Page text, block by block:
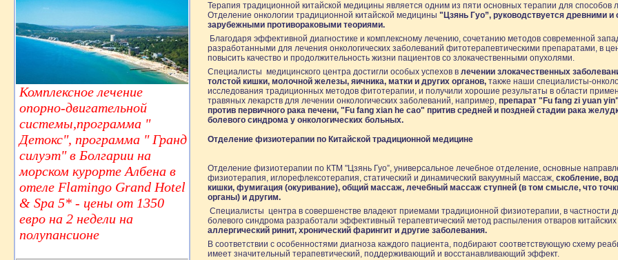
Комплексное лечение
опорно-двигательной
системы,программа "
Детокс", программа " Гранд
силуэт" в Болгарии на
морском курорте Албена в
отеле Flamingo Grand Hotel
& Spa 5* - цены от 1350
евро на 2 недели на
полупансионе
Терапия традиционной китайской медицины является одним из пяти основных терапии для способов
Отделение онкологии традиционной китайской медицины "Цзянь Гуо”, руководствуется древними
зарубежными противораковыми теориями.
Благодаря эффективной диагностике и комплексному лечению, сочетанию методов современной
разработанными для лечения онкологических заболеваний фитотерапевтическими препаратами, в
повысить качество и продолжительность жизни пациентов со злокачественными опухолями.
Специалисты медицинского центра достигли особых успехов в лечении злокачественных
толстой кишки, молочной железы, яичника, матки и других органов, также наши специалисты-
исследования традиционных методов фитотерапии, и получили хорошие результаты в области
травяных лекарств для лечении онкологических заболеваний, например, препарат "Fu fang zi yuan
против первичного рака печени, "Fu fang xian he cao" притив средней и поздней стадии рака
болевого синдрома у онкологических больных.
Отделение физиотерапии по Китайской традиционной медицине
Отделение физиотерапии по КТМ "Цзянь Гуо”, универсальное лечебное отделение, основные
физиотерапия, иглорефлексотерапия, статический и динамический вакуумный массаж, скобление,
кишки, фумигация (окуривание), общий массаж, лечебный массаж ступней (в том смысле, что
органы) и другим.
Специалисты центра в совершенстве владеют приемами традиционной физиотерапии, в частности
болевого синдрома разработали эффективный терапевтический метод распыления отваров китайских
аллергический ринит, хронический фарингит и другие заболевания.
В соответствии с особенностями диагноза каждого пациента, подбирают соответствующую схему
имеет значительный терапевтический, поддерживающий и восстанавливающий эффект.